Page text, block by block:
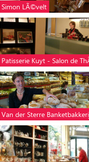
Simon LÃ©velt
Patisserie Kuyt - Salon de
Van der Sterre